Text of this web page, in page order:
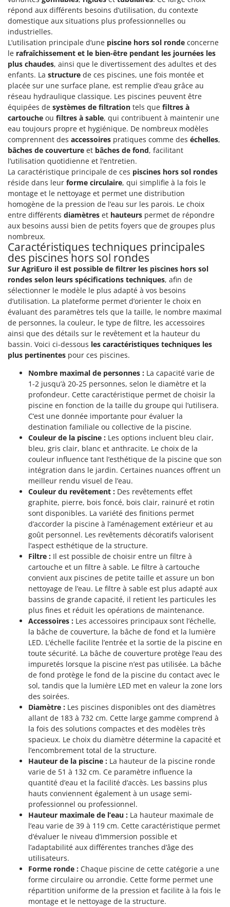
répond aux différents besoins d’utilisation, du contexte
domestique aux situations plus professionnelles ou
industrielles.
L’utilisation principale d’une piscine hors sol ronde concerne
le rafraîchissement et le bien-être pendant les journées les
plus chaudes, ainsi que le divertissement des adultes et des
enfants. La structure de ces piscines, une fois montée et
placée sur une surface plane, est remplie d’eau grâce au
réseau hydraulique classique. Les piscines peuvent être
équipées de systèmes de filtration tels que filtres à
cartouche ou filtres à sable, qui contribuent à maintenir une
eau toujours propre et hygiénique. De nombreux modèles
comprennent des accessoires pratiques comme des échelles,
bâches de couverture et bâches de fond, facilitant
l’utilisation quotidienne et l’entretien.
La caractéristique principale de ces piscines hors sol rondes
réside dans leur forme circulaire, qui simplifie à la fois le
montage et le nettoyage et permet une distribution
homogène de la pression de l’eau sur les parois. Le choix
entre différents diamètres et hauteurs permet de répondre
aux besoins aussi bien de petits foyers que de groupes plus
nombreux.
Caractéristiques techniques principales
des piscines hors sol rondes
Sur AgriEuro il est possible de filtrer les piscines hors sol
rondes selon leurs spécifications techniques, afin de
sélectionner le modèle le plus adapté à vos besoins
d’utilisation. La plateforme permet d’orienter le choix en
évaluant des paramètres tels que la taille, le nombre maximal
de personnes, la couleur, le type de filtre, les accessoires
ainsi que des détails sur le revêtement et la hauteur du
bassin. Voici ci-dessous les caractéristiques techniques les
plus pertinentes pour ces piscines.
Nombre maximal de personnes : La capacité varie de
1-2 jusqu’à 20-25 personnes, selon le diamètre et la
profondeur. Cette caractéristique permet de choisir la
piscine en fonction de la taille du groupe qui l’utilisera.
C’est une donnée importante pour évaluer la
destination familiale ou collective de la piscine.
Couleur de la piscine : Les options incluent bleu clair,
bleu, gris clair, blanc et anthracite. Le choix de la
couleur influence tant l’esthétique de la piscine que son
intégration dans le jardin. Certaines nuances offrent un
meilleur rendu visuel de l’eau.
Couleur du revêtement : Des revêtements effet
graphite, pierre, bois foncé, bois clair, rainuré et rotin
sont disponibles. La variété des finitions permet
d’accorder la piscine à l’aménagement extérieur et au
goût personnel. Les revêtements décoratifs valorisent
l’aspect esthétique de la structure.
Filtre : Il est possible de choisir entre un filtre à
cartouche et un filtre à sable. Le filtre à cartouche
convient aux piscines de petite taille et assure un bon
nettoyage de l’eau. Le filtre à sable est plus adapté aux
bassins de grande capacité, il retient les particules les
plus fines et réduit les opérations de maintenance.
Accessoires : Les accessoires principaux sont l’échelle,
la bâche de couverture, la bâche de fond et la lumière
LED. L’échelle facilite l’entrée et la sortie de la piscine en
toute sécurité. La bâche de couverture protège l’eau des
impuretés lorsque la piscine n’est pas utilisée. La bâche
de fond protège le fond de la piscine du contact avec le
sol, tandis que la lumière LED met en valeur la zone lors
des soirées.
Diamètre : Les piscines disponibles ont des diamètres
allant de 183 à 732 cm. Cette large gamme comprend à
la fois des solutions compactes et des modèles très
spacieux. Le choix du diamètre détermine la capacité et
l’encombrement total de la structure.
Hauteur de la piscine : La hauteur de la piscine ronde
varie de 51 à 132 cm. Ce paramètre influence la
quantité d’eau et la facilité d’accès. Les bassins plus
hauts conviennent également à un usage semi-
professionnel ou professionnel.
Hauteur maximale de l’eau : La hauteur maximale de
l’eau varie de 39 à 119 cm. Cette caractéristique permet
d’évaluer le niveau d’immersion possible et
l’adaptabilité aux différentes tranches d’âge des
utilisateurs.
Forme ronde : Chaque piscine de cette catégorie a une
forme circulaire ou arrondie. Cette forme permet une
répartition uniforme de la pression et facilite à la fois le
montage et le nettoyage de la structure.